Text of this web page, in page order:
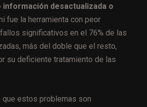
información desactualizada o
fue la herramienta con peor
significativos en el 76% de las
más del doble que el resto,
su deficiente tratamiento de las
que estos problemas son